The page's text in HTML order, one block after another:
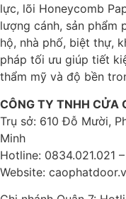
lực, lõi Honeycomb
lượng cánh, sản phẩm
hộ, nhà phố, biệt thự,
pháp tối ưu giúp tiết
thẩm mỹ và độ bền
CÔNG TY TNHH CỬA
Trụ sở: 610 Đỗ Mười,
Minh
Hotline: 0834.021.021
Website: